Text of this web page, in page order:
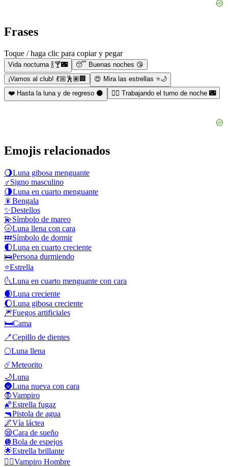
Frases
Toque / haga clic para copiar y pegar
Vida nocturna 🍾🍸🌃
😴 Buenas noches 😘
¡Vamos al club! 💃🏼🕺🏽🏢
😍 Mira las estrellas ⭐🌙
❤️ Hasta la luna y de regreso 🌑
👩‍⚕️ Trabajando el turno de noche 🌃
Emojis relacionados
🌖Luna gibosa menguante
♂️Signo masculino
🌗Luna en cuarto menguante
🎇 Bengala
✨Destellos
💫Símbolo de mareo
🌝Luna llena con cara
💤Símbolo de dormir
🌓Luna en cuarto creciente
🛌Persona durmiendo
⭐Estrella
🌜Luna en cuarto menguante con cara
🌒Luna creciente
🌔Luna gibosa creciente
🎆Fuegos artificiales
🛏️Cama
🪥Cepillo de dientes
🌕Luna llena
☄️Meteorito
🌙Luna
🌚Luna nueva con cara
🧛Vampiro
🌠Estrella fugaz
🔫Pistola de agua
🌌Vía láctea
😪Cara de sueño
🪩Bola de espejos
🌟Estrella brillante
🧛‍♂️Vampiro Hombre